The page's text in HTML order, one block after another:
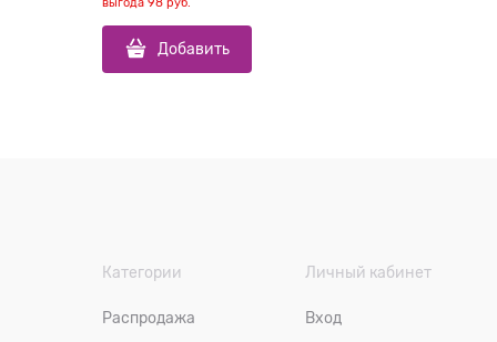
Добавить
Категории
Распродажа
Личный кабинет
Вход